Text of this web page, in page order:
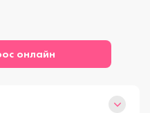
онлайн